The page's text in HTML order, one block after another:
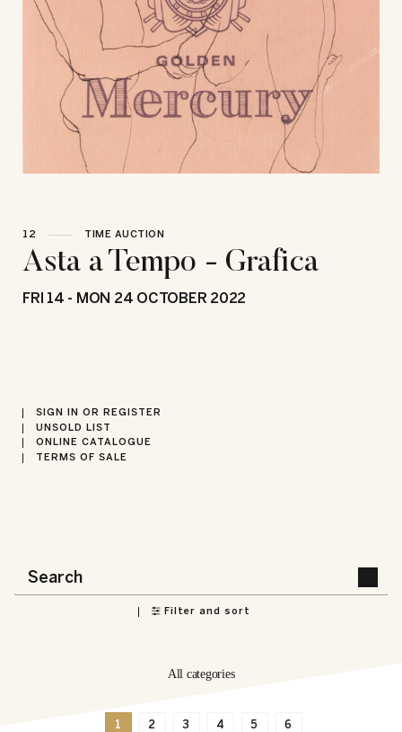
12 TIME AUCTION
Asta a Tempo - Grafica
FRI 14 - MON 24 OCTOBER 2022
SIGN IN OR REGISTER
UNSOLD LIST
ONLINE CATALOGUE
TERMS OF SALE
Filter and sort
All categories
1 2 3 4 5 6